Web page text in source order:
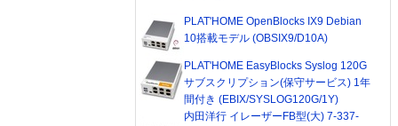
PLAT'HOME OpenBlocks IX9 Debian
10搭載モデル (OBSIX9/D10A)
PLAT'HOME EasyBlocks Syslog 120G
サブスクリプション(保守サービス) 1年
間付き (EBIX/SYSLOG120G/1Y)
内田洋行 イレーザーFB型(大) 7-337-